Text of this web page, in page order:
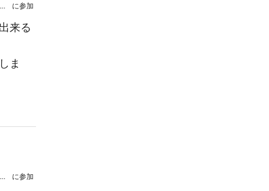
フィルハーモニック・ソサィエティ・東京 10周年記念演奏会Ⅲ に参加
来る
ま
フィルハーモニック・ソサィエティ・東京 10周年記念演奏会Ⅲ に参加